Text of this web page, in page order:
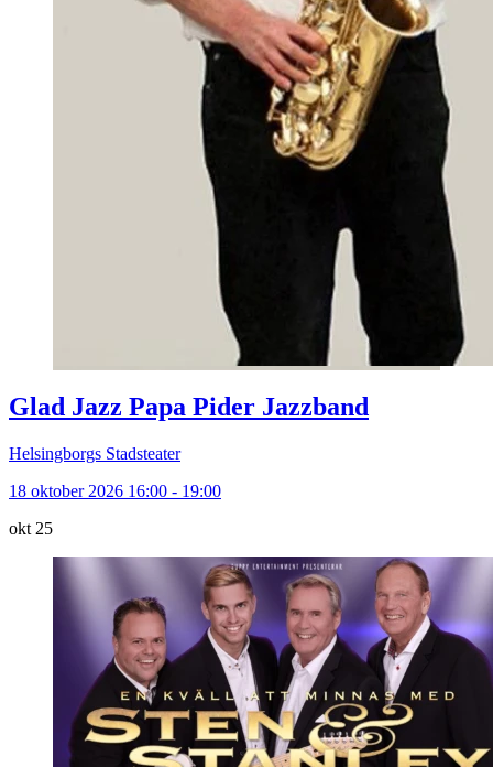
Glad Jazz Papa Pider Jazzband
Helsingborgs Stadsteater
18 oktober 2026 16:00 - 19:00
okt 25